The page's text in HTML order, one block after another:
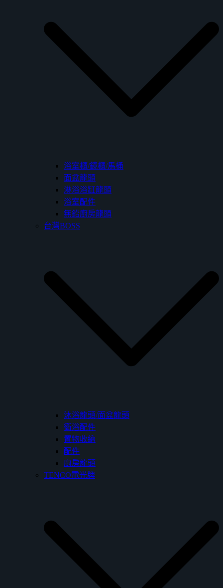
浴室櫃/鏡櫃/馬桶
面盆龍頭
淋浴浴缸龍頭
浴室配件
無鉛廚房龍頭
台灣BOSS
沐浴龍頭/面盆龍頭
衛浴配件
置物收納
配件
廚房龍頭
TENCO電光牌